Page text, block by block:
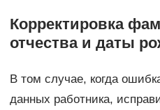
Корректировка
отчества и даты
В том случае, когда
данных работника,